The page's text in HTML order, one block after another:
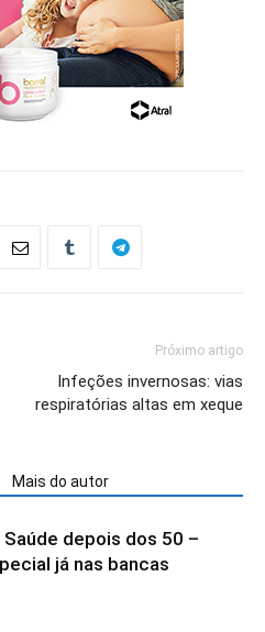
Próximo artigo
Infeções invernosas: vias
respiratórias altas em xeque
Mais do autor
depois dos 50 –
já nas bancas